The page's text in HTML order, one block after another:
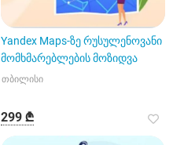
Yandex Maps-ზე რუსულენოვანი
მომხმარებლების მოზიდვა
თბილისი
299 ₾